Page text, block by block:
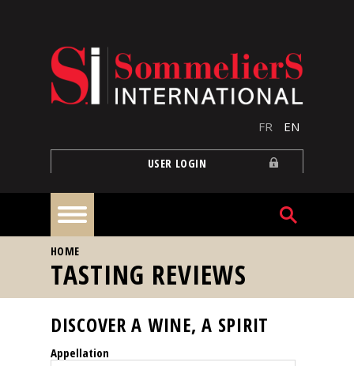
FR EN
USER LOGIN
Home
Our
YOU ARE HERE
HOME
TASTING REVIEWS
DISCOVER A WINE, A SPIRIT
Appellation